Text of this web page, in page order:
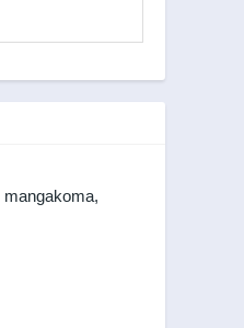
mangakoma,